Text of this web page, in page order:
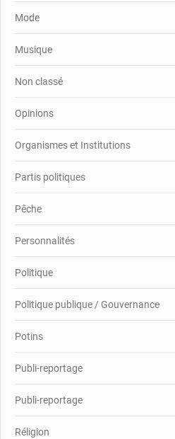
Mode
Musique
Non classé
Opinions
Organismes et Institutions
Partis politiques
Pêche
Personnalités
Politique
Politique publique / Gouvernance
Potins
Publi-reportage
Publi-reportage
Réligion